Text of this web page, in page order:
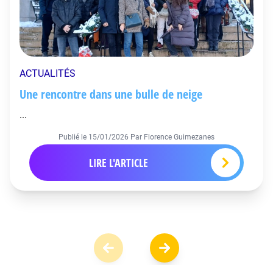
ACTUALITÉS
Une rencontre dans une bulle de neige
...
Publié le 15/01/2026 Par Florence Guimezanes
LIRE L'ARTICLE